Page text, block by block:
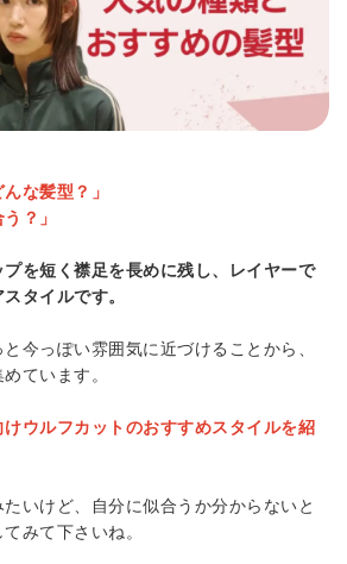
な髪型？」
？」
を短く襟足を長めに残し、レイヤーで
タイルです。
今っぽい雰囲気に近づけることから、
ています。
けウルフカットのおすすめスタイルを紹
いけど、自分に似合うか分からないと
みて下さいね。